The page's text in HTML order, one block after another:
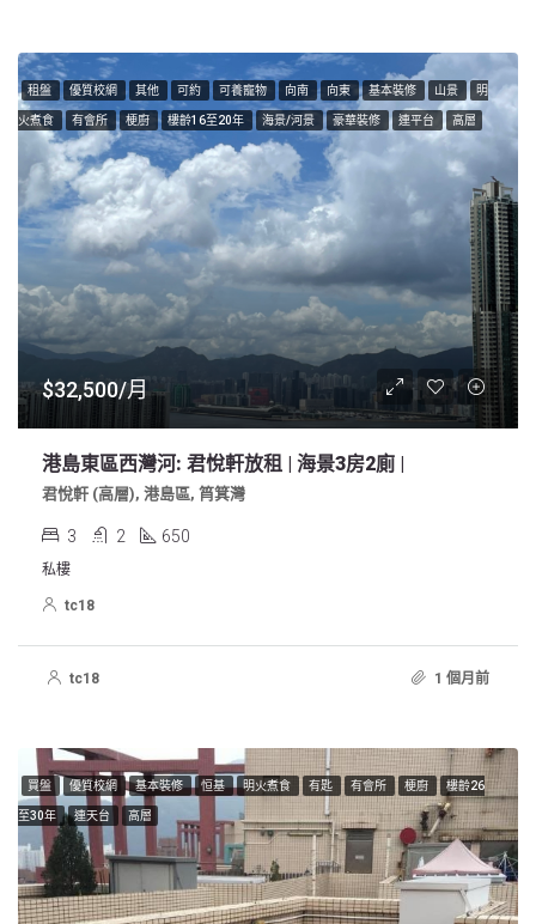
租盤 優質校網 其他 可約 可養寵物 向南 向東 基本裝修 山景 明
火煮食 有會所 梗廚 樓齡16至20年 海景/河景 豪華裝修 連平台 高層
$32,500/月
港島東區西灣河: 君悅軒放租 | 海景3房2廁 |
君悅軒 (高層), 港島區, 筲箕灣
3 2 650
私樓
tc18
tc18 1 個月前
買盤 優質校網 基本裝修 恒基 明火煮食 有匙 有會所 梗廚 樓齡26
至30年 連天台 高層